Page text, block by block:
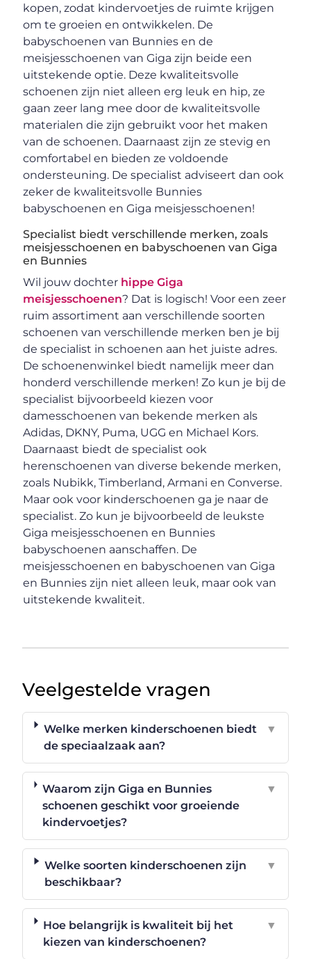
kopen, zodat kindervoetjes de ruimte krijgen
om te groeien en ontwikkelen. De
babyschoenen van Bunnies en de
meisjesschoenen van Giga zijn beide een
uitstekende optie. Deze kwaliteitsvolle
schoenen zijn niet alleen erg leuk en hip, ze
gaan zeer lang mee door de kwaliteitsvolle
materialen die zijn gebruikt voor het maken
van de schoenen. Daarnaast zijn ze stevig en
comfortabel en bieden ze voldoende
ondersteuning. De specialist adviseert dan ook
zeker de kwaliteitsvolle Bunnies
babyschoenen en Giga meisjesschoenen!
Specialist biedt verschillende merken, zoals
meisjesschoenen en babyschoenen van Giga
en Bunnies
Wil jouw dochter hippe Giga
meisjesschoenen? Dat is logisch! Voor een zeer
ruim assortiment aan verschillende soorten
schoenen van verschillende merken ben je bij
de specialist in schoenen aan het juiste adres.
De schoenenwinkel biedt namelijk meer dan
honderd verschillende merken! Zo kun je bij de
specialist bijvoorbeeld kiezen voor
damesschoenen van bekende merken als
Adidas, DKNY, Puma, UGG en Michael Kors.
Daarnaast biedt de specialist ook
herenschoenen van diverse bekende merken,
zoals Nubikk, Timberland, Armani en Converse.
Maar ook voor kinderschoenen ga je naar de
specialist. Zo kun je bijvoorbeeld de leukste
Giga meisjesschoenen en Bunnies
babyschoenen aanschaffen. De
meisjesschoenen en babyschoenen van Giga
en Bunnies zijn niet alleen leuk, maar ook van
uitstekende kwaliteit.
Veelgestelde vragen
Welke merken kinderschoenen biedt
de speciaalzaak aan?
▼
Waarom zijn Giga en Bunnies
schoenen geschikt voor groeiende
kindervoetjes?
▼
Welke soorten kinderschoenen zijn
beschikbaar?
▼
Hoe belangrijk is kwaliteit bij het
kiezen van kinderschoenen?
▼